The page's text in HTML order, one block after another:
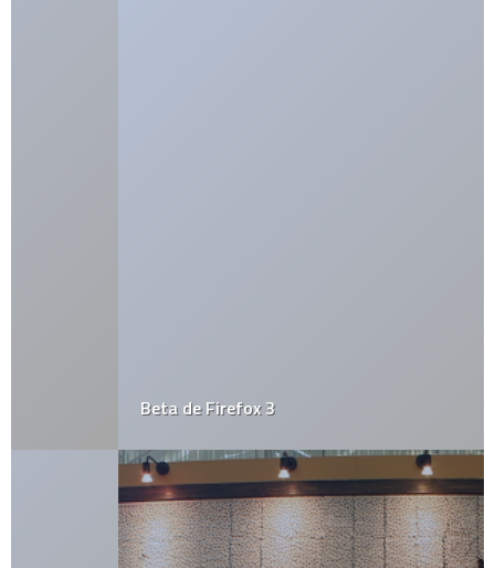
Beta de Firefox 3